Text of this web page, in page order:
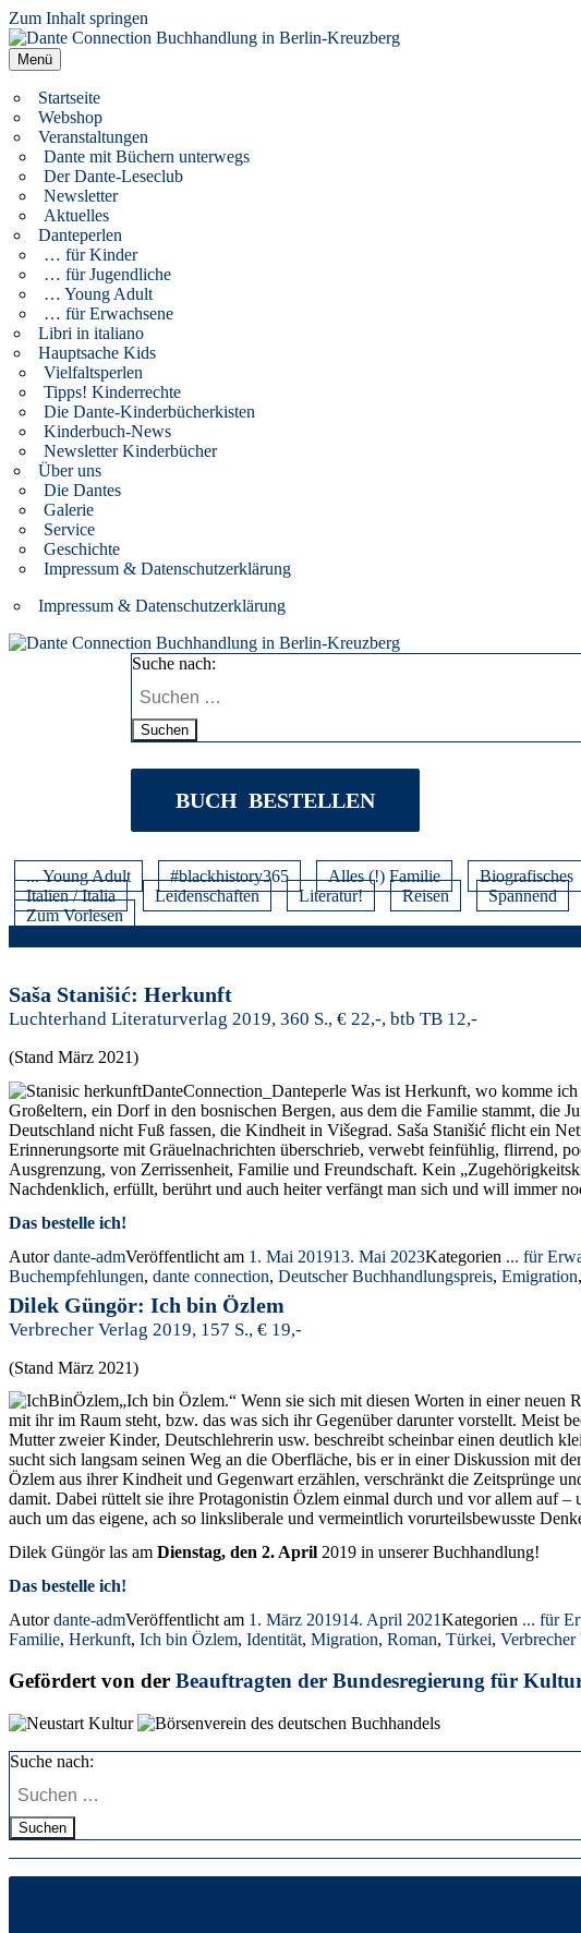
Zum Inhalt springen
Dante Connection Buchhandlung in Berlin-Kreuzberg
Literatur aus Italien und anderen Kulturen
Menü
Startseite
Webshop
Veranstaltungen
Dante mit Büchern unterwegs
Der Dante-Leseclub
Newsletter
Aktuelles
Danteperlen
… für Kinder
… für Jugendliche
… Young Adult
… für Erwachsene
Libri in italiano
Hauptsache Kids
Vielfaltsperlen
Tipps! Kinderrechte
Die Dante-Kinderbücherkisten
Kinderbuch-News
Newsletter Kinderbücher
Über uns
Die Dantes
Galerie
Service
Geschichte
Impressum & Datenschutzerklärung
Impressum & Datenschutzerklärung
Suche nach:
Suchen
BUCH BESTELLEN
... Young Adult #blackhistory365 Alles (!) Familie Biografisches
Italien / Italia
Leidenschaften Literatur! Reisen Spannend
Zum Vorlesen
Saša Stanišić: Herkunft
Luchterhand Literaturverlag 2019, 360 S., € 22,-, btb TB 12,-
(Stand März 2021)
Was ist Herkunft, wo komme
Großeltern, ein Dorf in den bosnischen Bergen, aus dem die Familie stammt, die
Deutschland nicht Fuß fassen, die Kindheit in Višegrad. Saša Stanišić flicht ein
Erinnerungsorte mit Gräuelnachrichten überschrieb, verwebt feinfühlig, flirrend,
Ausgrenzung, von Zerrissenheit, Familie und Freundschaft. Kein
Nachdenklich, erfüllt, berührt und auch heiter verfängt man sich und will immer
Das bestelle ich!
Autordante-admVeröffentlicht am 1. Mai 201913. Mai 2023Kategorien ... für
Buchempfehlungen, dante connection, Deutscher Buchhandlungspreis, Emigration,
Dilek Güngör: Ich bin Özlem
Verbrecher Verlag 2019, 157 S., € 19,-
(Stand März 2021)
„Ich bin Özlem.“ Wenn sie sich mit diesen Worten in einer
mit ihr im Raum steht, bzw. das was sich ihr Gegenüber darunter vorstellt. Meist
Mutter zweier Kinder, Deutschlehrerin usw. beschreibt scheinbar einen deutlich
sucht sich langsam seinen Weg an die Oberfläche, bis er in einer Diskussion mit
Özlem aus ihrer Kindheit und Gegenwart erzählen, verschränkt die Zeitsprünge
damit. Dabei rüttelt sie ihre Protagonistin Özlem einmal durch und vor allem auf –
auch um das eigene, ach so linksliberale und vermeintlich vorurteilsbewusste
Dilek Güngör las am Dienstag, den 2. April 2019 in unserer Buchhandlung!
Das bestelle ich!
Autordante-admVeröffentlicht am 1. März 201914. April 2021Kategorien ... für
Familie, Herkunft, Ich bin Özlem, Identität, Migration, Roman, Türkei, Verbrecher
Gefördert von der Beauftragten der Bundesregierung für
Suche nach:
Suchen